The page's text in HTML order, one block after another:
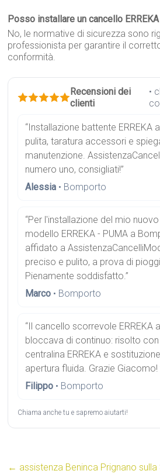
Posso installare un cancello
No, le normative di sicurezza sono
professionista per garantire il
conformità.
Recensioni dei
clienti
•
“Installazione battente ERREKA
pulita, taratura accessori e
manutenzione.
numero uno, consigliati!”
Alessia • Bomporto
“Per l'installazione del mio
modello ERREKA - PUMA a
affidato a
preciso e pulito, a prova di
Pienamente soddisfatto.”
Marco • Bomporto
“Il cancello scorrevole ERREKA
bloccava di continuo: risolto
centralina ERREKA e
apertura fluida. Grazie Giacomo!
Filippo • Bomporto
Chiama anche tu e sapremo aiutarti!
← assistenza Beninca Prignano